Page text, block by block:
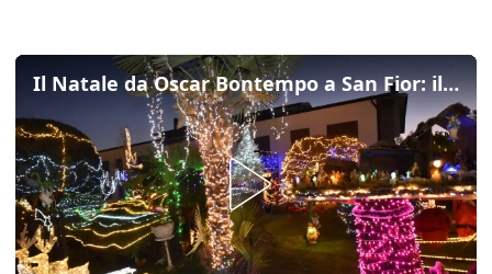
Il Natale da Oscar Bontempo a San Fior: il video dalla casa illuminata da 130 mila luci